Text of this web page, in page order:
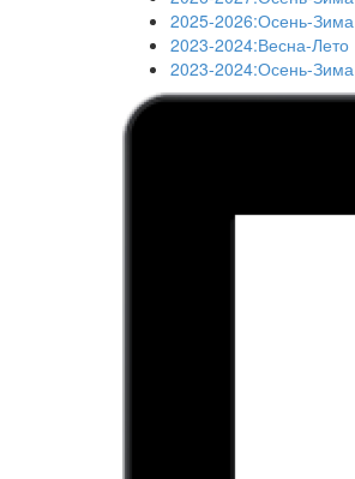
2025-2026:Осень-Зима
2023-2024:Весна-Лето
2023-2024:Осень-Зима